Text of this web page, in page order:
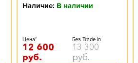
Наличие: В наличии
Цена*
12 600
руб.
Без Trade-in
13 300
руб.